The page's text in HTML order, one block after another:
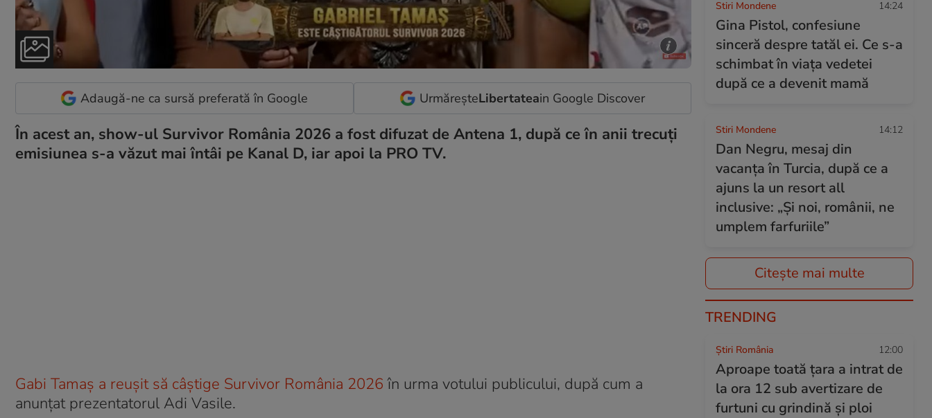
Adaugă-ne ca sursă preferată în Google UrmăreșteLibertateain Google Discover
În acest an, show-ul Survivor România 2026 a fost difuzat de Antena 1, după ce în anii trecuți
emisiunea s-a văzut mai întâi pe Kanal D, iar apoi la PRO TV.
Gabi Tamaș a reușit să câștige Survivor România 2026 în urma votului publicului, după cum a
anunțat prezentatorul Adi Vasile.
Stiri Mondene 14:24
Gina Pistol, confesiune
sinceră despre tatăl ei. Ce s-a
schimbat în viața vedetei
după ce a devenit mamă
Stiri Mondene 14:12
Dan Negru, mesaj din
vacanța în Turcia, după ce a
ajuns la un resort all
inclusive: „Și noi, românii, ne
umplem farfuriile”
Citește mai multe
TRENDING
Știri România 12:00
Aproape toată țara a intrat de
la ora 12 sub avertizare de
furtuni cu grindină și ploi